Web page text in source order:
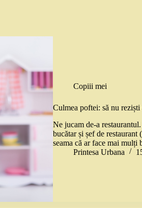
Copiii mei
Culmea poftei: să nu
Ne jucam de-a
bucătar și șef de
seama că ar face mai mulți
Printesa Urbana